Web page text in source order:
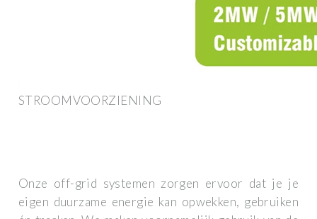
STROOMVOORZIENING
Onze off-grid systemen zorgen ervoor dat je je
eigen duurzame energie kan opwekken, gebruiken